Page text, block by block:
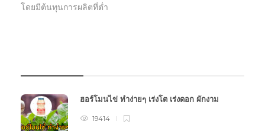
โดยมีต้นทุนการผลิตที่ต่ำ
ฮอร์โมนไข่ ทำง่ายๆ เร่งโต เร่งดอก ผักงาม
19414